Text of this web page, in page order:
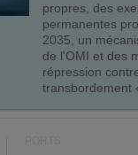
propres, des
permanentes
2035, un
de l'OMI et des
répression
transbordement